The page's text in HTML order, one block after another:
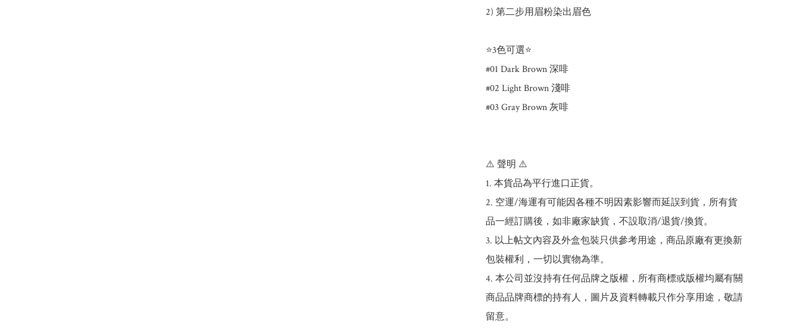
2) 第二步用眉粉染出眉色
⭐️3色可選⭐️
#01 Dark Brown 深啡
#02 Light Brown 淺啡
#03 Gray Brown 灰啡
⚠️ 聲明 ⚠️
1. 本貨品為平行進口正貨。
2. 空運/海運有可能因各種不明因素影響而延誤到貨，所有貨
品一經訂購後，如非廠家缺貨，不設取消/退貨/換貨。
3. 以上帖文內容及外盒包裝只供參考用途，商品原廠有更換新
包裝權利，一切以實物為準。
4. 本公司並沒持有任何品牌之版權，所有商標或版權均屬有關
商品品牌商標的持有人，圖片及資料轉載只作分享用途，敬請
留意。